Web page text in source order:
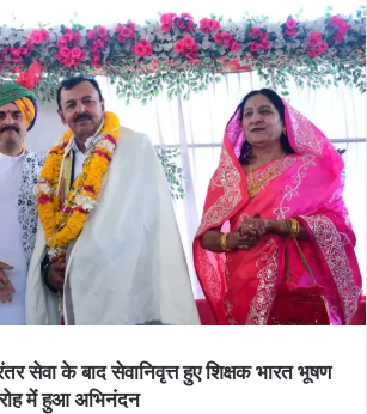
सेवा के बाद सेवानिवृत्त हुए शिक्षक भारत भूषण
में हुआ अभिनंदन